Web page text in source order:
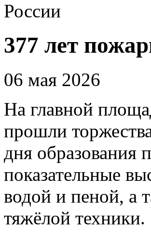
России
377 лет
06 мая 2026
На главной
прошли
дня образования
показательные
водой и пеной, а
тяжёлой техники.